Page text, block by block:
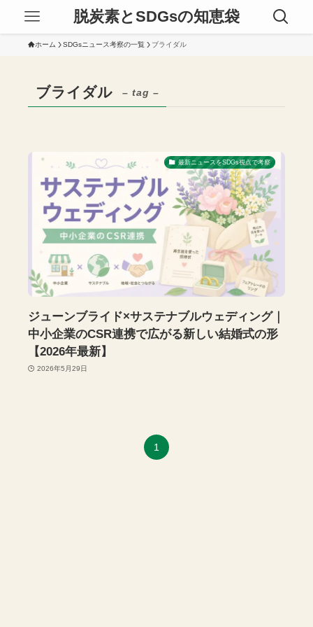
脱炭素とSDGsの知恵袋
ホーム SDGsニュース考察の一覧 ブライダル
ブライダル – tag –
最新ニュースをSDGs視点で考察
ジューンブライド×サステナブルウェディング｜
中小企業のCSR連携で広がる新しい結婚式の形
【2026年最新】
2026年5月29日
1